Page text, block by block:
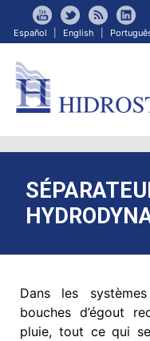
Español English
Dans les
bouches d’égout
pluie, tout ce qui